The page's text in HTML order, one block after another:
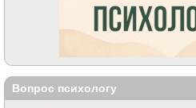
Вопрос психологу